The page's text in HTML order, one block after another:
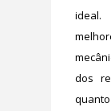
ideal.
dos